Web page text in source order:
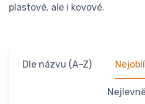
plastové, ale i kovové.
Dle názvu (A-Z)